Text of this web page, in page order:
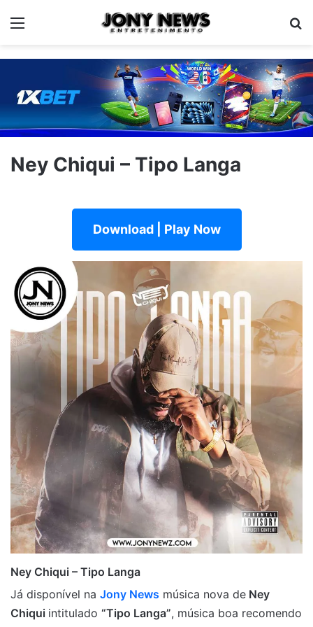
Menu
Ney Chiqui – Tipo Langa
Download | Play Now
Ney Chiqui – Tipo Langa
Já disponível na Jony News música nova de Ney
Chiqui intitulado “Tipo Langa”, música boa recomendo